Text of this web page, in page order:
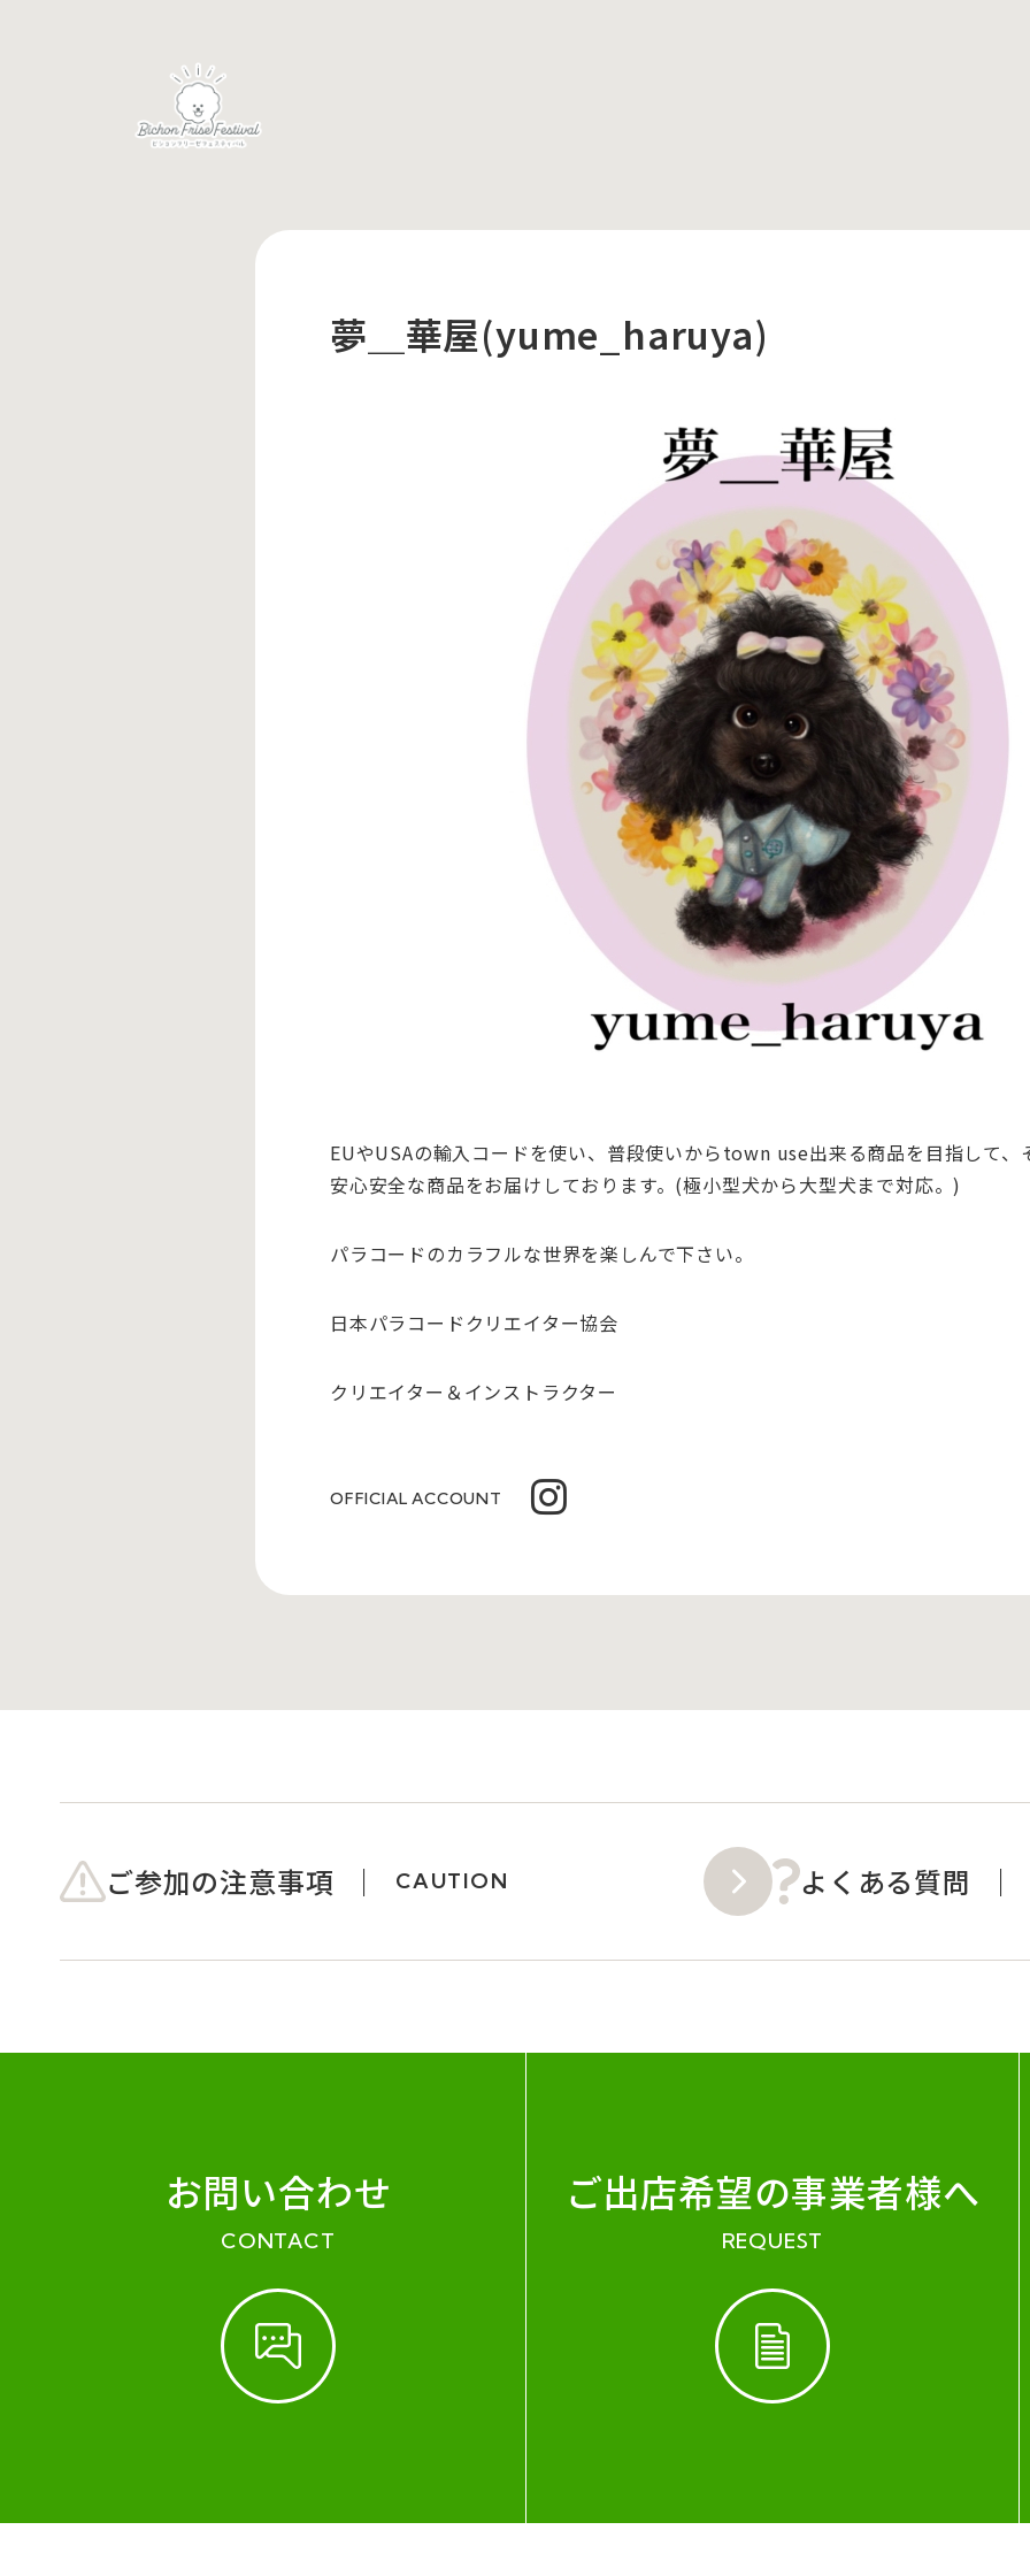
夢＿華屋(yume_haruya)
EUやUSAの輸入コードを使い、普段使いからtown use出来る商品を目指して、
安心安全な商品をお届けしております。(極小型犬から大型犬まで対応。)
パラコードのカラフルな世界を楽しんで下さい。
日本パラコードクリエイター協会
クリエイター＆インストラクター
OFFICIAL ACCOUNT
ご参加の注意事項 CAUTION よくある質問
お問い合わせ
CONTACT
ご出店希望の事業者様へ
REQUEST